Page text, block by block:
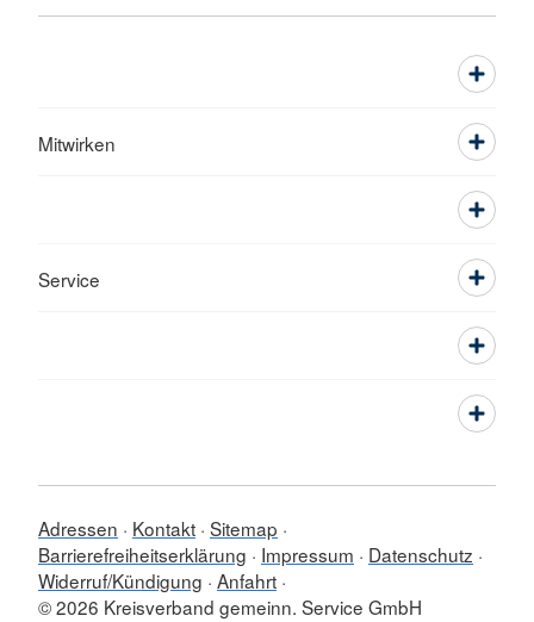
Mitwirken
Service
Adressen Kontakt Sitemap
Barrierefreiheitserklärung
Impressum
Datenschutz
Widerruf/Kündigung Anfahrt
© 2026 Kreisverband gemeinn. Service GmbH